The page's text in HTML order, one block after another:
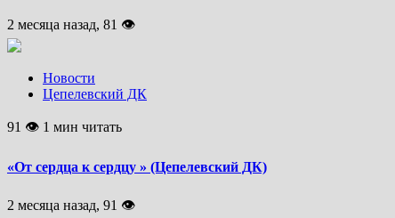
2 месяца назад, 81 👁
Новости
Цепелевский ДК
91 👁 1 мин читать
«От сердца к сердцу » (Цепелевский ДК)
2 месяца назад, 91 👁